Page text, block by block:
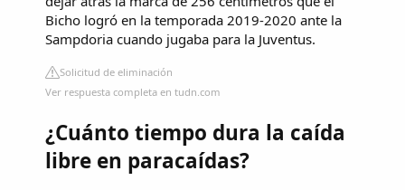
Bicho logró en la temporada 2019-2020 ante la
Sampdoria cuando jugaba para la Juventus.
Solicitud de eliminación
Ver respuesta completa en tudn.com
¿Cuánto tiempo dura la caída
libre en paracaídas?